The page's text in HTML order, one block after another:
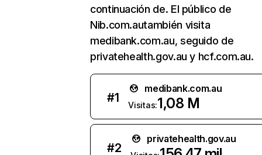
continuación de. El público de
Nib.com.autambién visita
medibank.com.au, seguido de
privatehealth.gov.au y hcf.com.au.
#1
medibank.com.au
Visitas:1,08 M
#2
privatehealth.gov.au